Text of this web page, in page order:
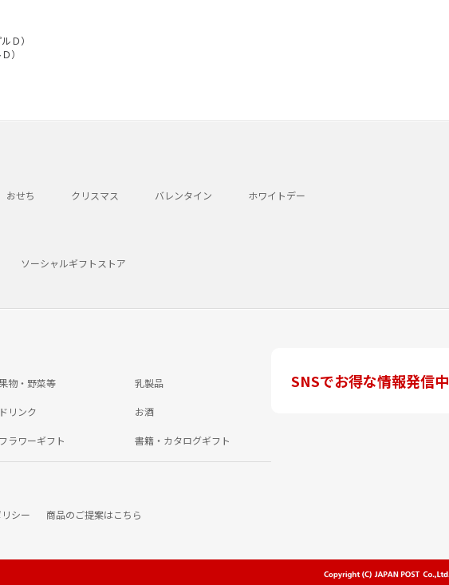
Ｄ）
）
おせち クリスマス バレンタイン ホワイトデー
ソーシャルギフトストア
果物・野菜等 乳製品
ドリンク お酒
フラワーギフト 書籍・カタログギフト
シー 商品のご提案はこちら
SNSでお得な情報発信中